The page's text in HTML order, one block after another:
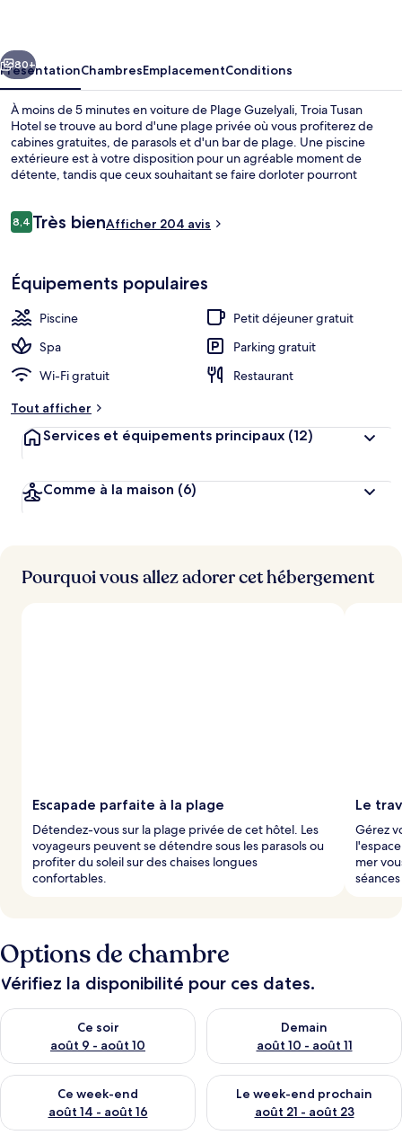
Suivant
80+
PrésentationChambresEmplacementConditions
À moins de 5 minutes en voiture de Plage Guzelyali, Troia Tusan
Hotel se trouve au bord d'une plage privée où vous profiterez de
cabines gratuites, de parasols et d'un bar de plage. Une piscine
extérieure est à votre disposition pour un agréable moment de
détente, tandis que ceux souhaitant se faire dorloter pourront
parfait pour prendre un verre. Au menu des petits plus offerts sur
Avis
voyageurs
8,48,4 sur 10
Très bienAfficher 204 avis
Équipements populaires
Piscine
Petit déjeuner gratuit
Spa
Parking gratuit
Wi-Fi gratuit
Restaurant
Tout afficher
Services et équipements principaux (12)
Comme à la maison (6)
Pourquoi vous allez adorer cet hébergement
Escapade parfaite à la plage
Détendez-vous sur la plage privée de cet hôtel. Les
voyageurs peuvent se détendre sous les parasols ou
profiter du soleil sur des chaises longues
confortables.
Le
Gérez
mer
Options de chambre
Vérifiez la disponibilité pour ces dates.
Ce soir
août 9 - août 10
Vérifier la disponibilité pour ce soir août 9 - août 10
Demain
août 10 - août 11
Vérifier la disponibilité pour
Ce week-end
août 14 - août 16
Vérifier la disponibilité pour ce week-end août 14 - août 16
Le week-end prochain
août 21 - août 23
Vérifier la disponibilité pour